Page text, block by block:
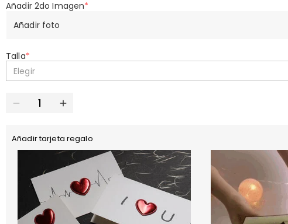
Añadir 2do Imagen*
Añadir foto
Talla*
Elegir
Añadir tarjeta regalo